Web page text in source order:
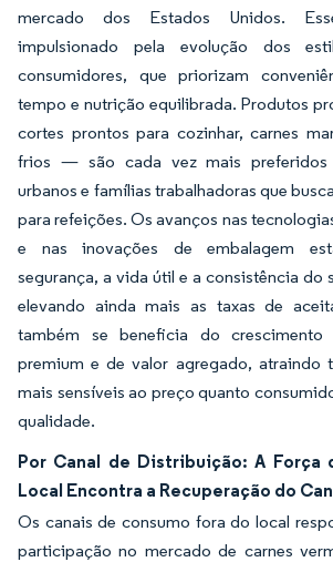
mercado dos Estados Unidos.
impulsionado pela evolução dos
consumidores, que priorizam
tempo e nutrição equilibrada. Produtos
cortes prontos para cozinhar, carnes
frios — são cada vez mais preferidos
urbanos e famílias trabalhadoras que
para refeições. Os avanços nas
e nas inovações de embalagem
segurança, a vida útil e a consistência do
elevando ainda mais as taxas de
também se beneficia do crescimento
premium e de valor agregado, atraindo
mais sensíveis ao preço quanto
qualidade.
Por Canal de Distribuição: A Força
Local Encontra a Recuperação do
Os canais de consumo fora do local
participação no mercado de carnes